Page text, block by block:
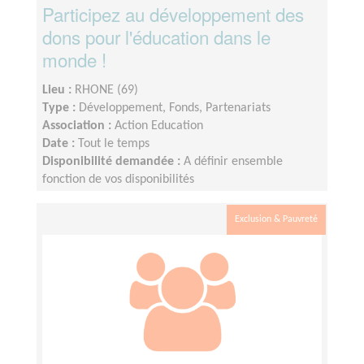
Participez au développement des
dons pour l'éducation dans le
monde !
Lieu : RHONE (69)
Type : Développement, Fonds, Partenariats
Association : Action Education
Date :
Tout le temps
Disponibilité demandée : A définir ensemble
fonction de vos disponibilités
Exclusion & Pauvreté